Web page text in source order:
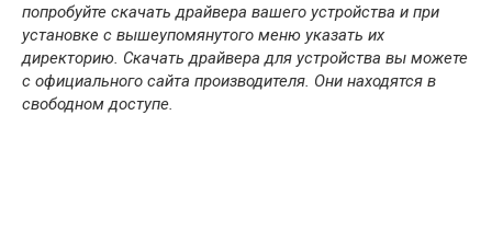
попробуйте скачать драйвера вашего устройства и при
установке с вышеупомянутого меню указать их
директорию. Скачать драйвера для устройства вы можете
с официального сайта производителя. Они находятся в
свободном доступе.